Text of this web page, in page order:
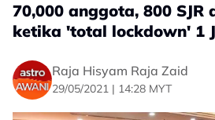
70,000 anggota, 800 SJR
ketika 'total lockdown' 1
Raja Hisyam Raja Zaid
29/05/2021 | 14:28 MYT